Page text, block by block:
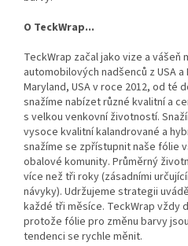
O TeckWrap...
TeckWrap začal jako vize a vášeň
automobilových nadšenců z USA
Maryland, USA v roce 2012, od té
snažíme nabízet různé kvalitní a
s velkou venkovní životností.
vysoce kvalitní kalandrované a
snažíme se zpřístupnit naše fólie
obalové komunity. Průměrný
více než tři roky (zásadními
návyky). Udržujeme strategii
každé tři měsíce. TeckWrap vždy
protože fólie pro změnu barvy
tendenci se rychle měnit.